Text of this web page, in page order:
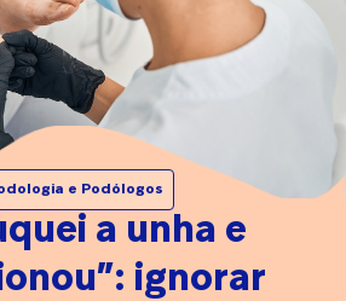
e Podólogos
a unha e
ignorar